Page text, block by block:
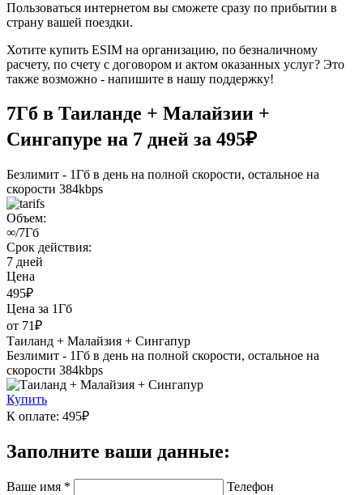
Пользоваться интернетом вы сможете сразу по прибытии в
страну вашей поездки.
Хотите купить ESIM на организацию, по безналичному
расчету, по счету с договором и актом оказанных услуг? Это
также возможно - напишите в нашу поддержку!
7Гб в Таиланде + Малайзии +
Сингапуре на 7 дней за 495₽
Безлимит - 1Гб в день на полной скорости, остальное на
скорости 384kbps
Объем:
∞/7Гб
Срок действия:
7 дней
Цена
495₽
Цена за 1Гб
от 71₽
Таиланд + Малайзия + Сингапур
Безлимит - 1Гб в день на полной скорости, остальное на
скорости 384kbps
Купить
К оплате: 495₽
Заполните ваши данные:
Ваше имя *
Телефон